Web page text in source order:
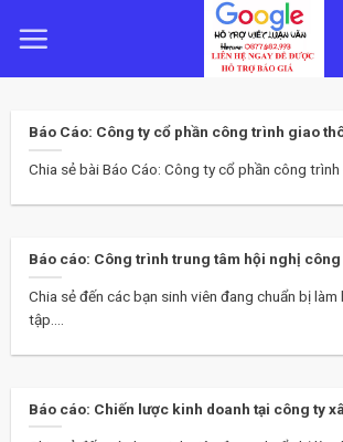
Báo Cáo: Công ty cổ phần công trình giao
Chia sẻ bài Báo Cáo: Công ty cổ phần công
Báo cáo: Công trình trung tâm hội nghị công
Chia sẻ đến các bạn sinh viên đang chuẩn bị
tập....
Báo cáo: Chiến lược kinh doanh tại công ty